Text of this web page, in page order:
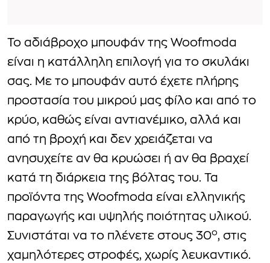
To αδιάβροχο μπουφάν της Woofmoda
είναι η κατάλληλη επιλογή για το σκυλάκι
σας. Με το μπουφάν αυτό έχετε πλήρης
προστασία του μικρού μας φίλο και από το
κρύο, καθώς είναι αντιανέμικο, αλλά και
από τη βροχή και δεν χρειάζεται να
ανησυχείτε αν θα κρυώσει ή αν θα βραχεί
κατά τη διάρκεια της βόλτας του. Τα
προϊόντα της Woofmoda είναι ελληνικής
παραγωγής και υψηλής ποιότητας υλικού.
Συνιστάται να το πλένετε στους 30ο, στις
χαμηλότερες στροφές, χωρίς λευκαντικό.